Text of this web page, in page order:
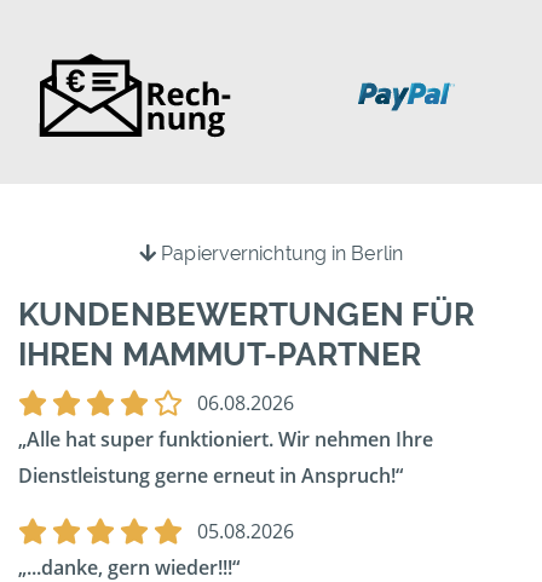
Papiervernichtung in Berlin
KUNDENBEWERTUNGEN FÜR
IHREN MAMMUT-PARTNER
06.08.2026
Alle hat super funktioniert. Wir nehmen Ihre
Dienstleistung gerne erneut in Anspruch!
05.08.2026
...danke, gern wieder!!!